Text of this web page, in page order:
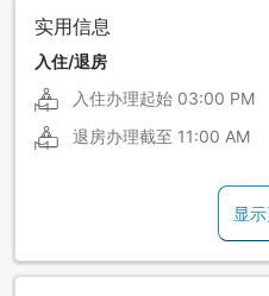
实用信息
入住/退房
入住办理起始 03:00 PM
退房办理截至 11:00 AM
显